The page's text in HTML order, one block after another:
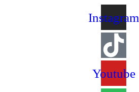
Instagram
Youtube